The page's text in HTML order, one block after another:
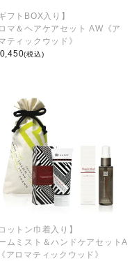
ギフトBOX入り】
マ＆ヘアケアセット AW《ア
ティックウッド》
(税込)
コットン巾着入り】
ムミスト＆ハンドケアセットA
アロマティックウッド》